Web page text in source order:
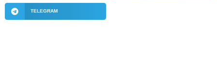
TELEGRAM